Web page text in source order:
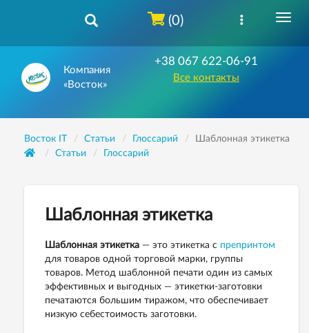
Компания
«Восток»
+38 067 622-06-91
Все контакты
(0)
Восток IT Статьи Глоссарий
Шаблонная этикетка
Статьи
Глоссарий
Шаблонная этикетка
Шаблонная этикетка — это этикетка с препринтом
для товаров одной торговой марки, группы
товаров. Метод шаблонной печати один из самых
эффективных и выгодных — этикетки-заготовки
печатаются большим тиражом, что обеспечивает
низкую себестоимость заготовки.